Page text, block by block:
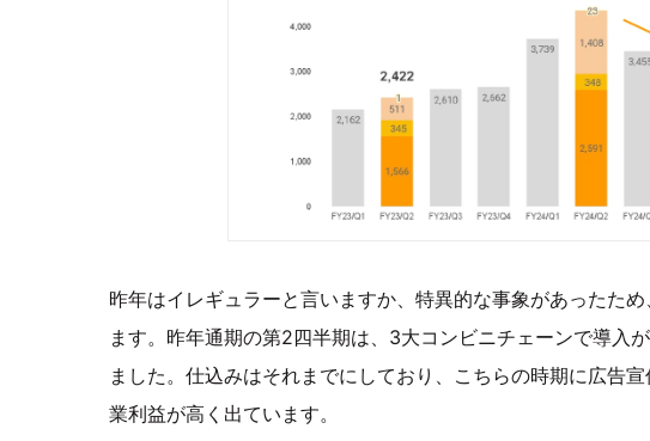
昨年はイレギュラーと言いますか、特異的な事象があったた
ます。昨年通期の第2四半期は、3大コンビニチェーンで導入
ました。仕込みはそれまでにしており、こちらの時期に広告
業利益が高く出ています。